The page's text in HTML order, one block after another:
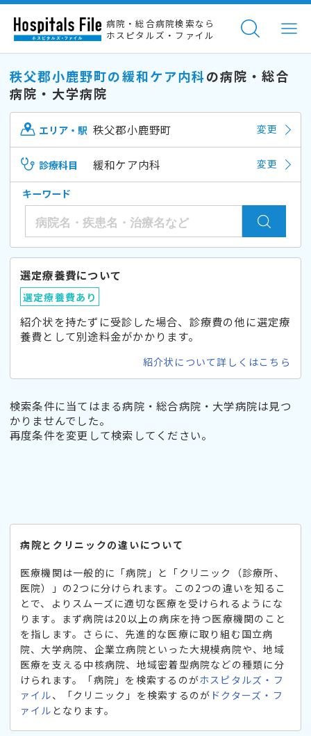
病院・総合病院検索なら
ホスピタルズ・ファイル
秩父郡小鹿野町の緩和ケア内科の病院・総合
病院・大学病院
エリア・駅 秩父郡小鹿野町 変更
診療科目 緩和ケア内科 変更
キーワード
選定療養費について
選定療養費あり
紹介状を持たずに受診した場合、診療費の他に選定療
養費として別途料金がかかります。
紹介状について詳しくはこちら
検索条件に当てはまる病院・総合病院・大学病院は見つ
かりませんでした。
再度条件を変更して検索してください。
病院とクリニックの違いについて
医療機関は一般的に「病院」と「クリニック（診療所、
医院）」の2つに分けられます。この2つの違いを知るこ
とで、よりスムーズに適切な医療を受けられるようにな
ります。まず病院は20以上の病床を持つ医療機関のこと
を指します。さらに、先進的な医療に取り組む国立病
院、大学病院、企業立病院といった大規模病院や、地域
医療を支える中核病院、地域密着型病院などの種類に分
けられます。「病院」を検索するのがホスピタルズ・フ
ァイル、「クリニック」を検索するのが ドクターズ・フ
ァイル となります。